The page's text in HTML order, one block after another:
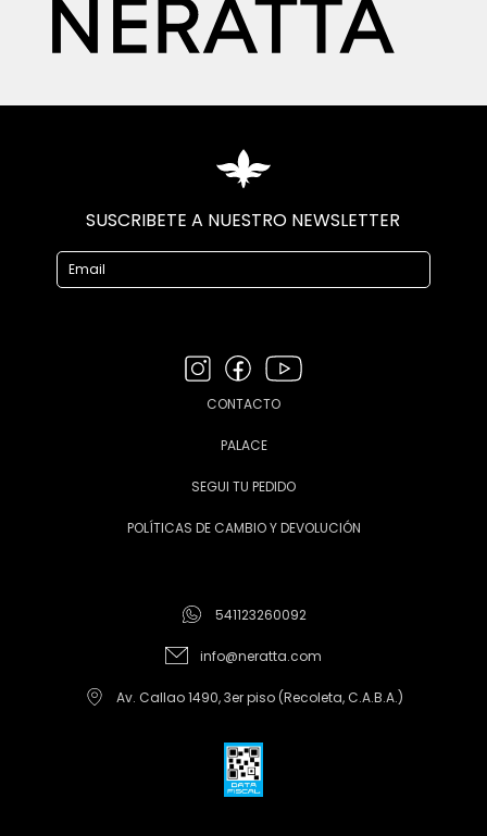
SUSCRIBETE A NUESTRO NEWSLETTER
CONTACTO
PALACE
SEGUI TU PEDIDO
POLÍTICAS DE CAMBIO Y DEVOLUCIÓN
541123260092
info@neratta.com
Av. Callao 1490, 3er piso (Recoleta, C.A.B.A.)